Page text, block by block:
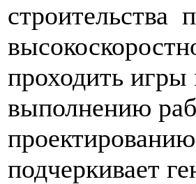
строительства
проходить
выполнению
подчеркивает